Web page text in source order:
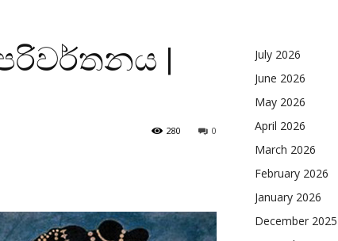
|
0
280
July 2026
June 2026
May 2026
April 2026
March 2026
February 2026
January 2026
December 2025